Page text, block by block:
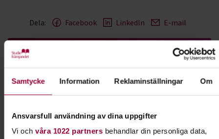
Samtycke Information Reklaminställningar Om
Ansvarsfull användning av dina uppgifter
Vi och våra 1022 partnersbehandlar din personliga data,
Dela: Facebook LinkedIn E-mail
Upptäck, forska och fundera
Varför gör vi som vi gör, tror det vi tror och lever
där vi lever? Lär dig mer om filosofi, historia, etik
släktforska.